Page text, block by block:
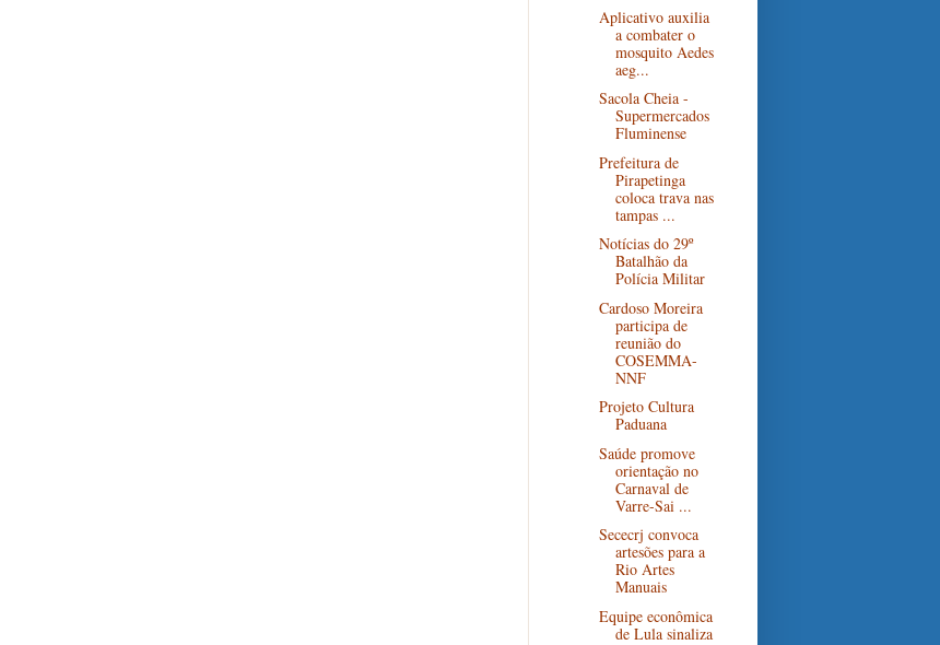
Aplicativo auxilia
a combater o
mosquito Aedes
aeg...
Sacola Cheia -
Supermercados
Fluminense
Prefeitura de
Pirapetinga
coloca trava nas
tampas ...
Notícias do 29º
Batalhão da
Polícia Militar
Cardoso Moreira
participa de
reunião do
COSEMMA-
NNF
Projeto Cultura
Paduana
Saúde promove
orientação no
Carnaval de
Varre-Sai ...
Sececrj convoca
artesões para a
Rio Artes
Manuais
Equipe econômica
de Lula sinaliza